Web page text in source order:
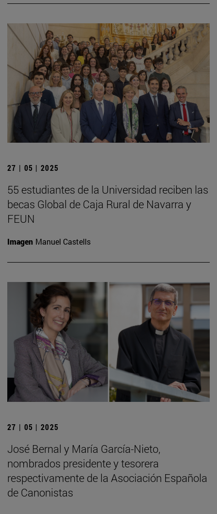
27 | 05 | 2025
55 estudiantes de la Universidad reciben las
becas Global de Caja Rural de Navarra y
FEUN
Imagen Manuel Castells
27 | 05 | 2025
José Bernal y María García-Nieto,
nombrados presidente y tesorera
respectivamente de la Asociación Española
de Canonistas